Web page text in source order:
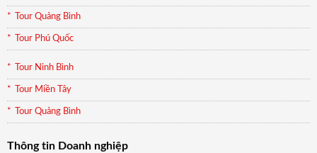
Tour Quảng Bình
Tour Phú Quốc
Tour Ninh Bình
Tour Miền Tây
Tour Quảng Bình
Thông tin Doanh nghiệp